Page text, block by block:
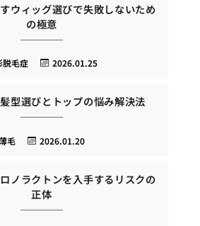
ウィッグ選びで失敗しないため
の極意
2026.01.25
脱毛症
型選びとトップの悩み解決法
2026.01.20
毛
ノラクトンを入手するリスクの
正体